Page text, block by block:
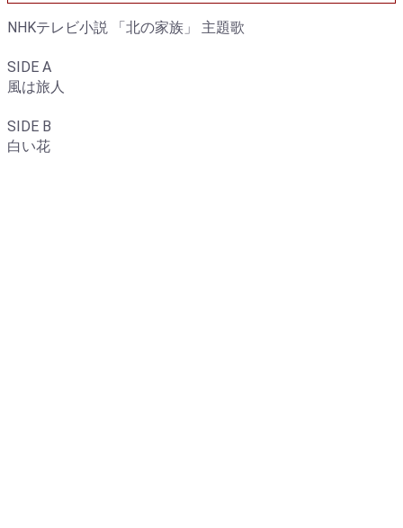
NHKテレビ小説 「北の家族」 主題歌
SIDE A
風は旅人
SIDE B
白い花